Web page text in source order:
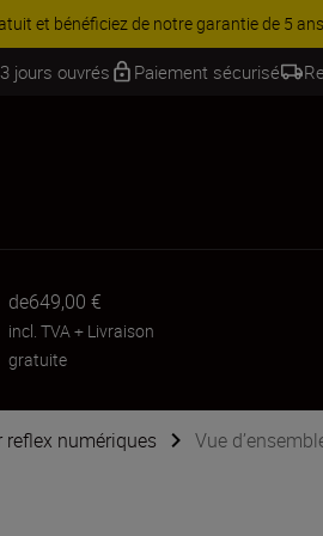
ACCESSOIRES | Équipez-vous
jours ouvrés Paiement sécurisé
de649,00 €
incl. TVA+ Livraison
gratuite
numériques Vue